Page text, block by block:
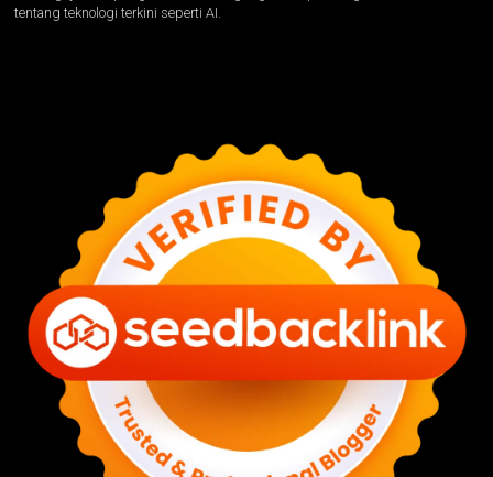
tentang teknologi terkini seperti AI.